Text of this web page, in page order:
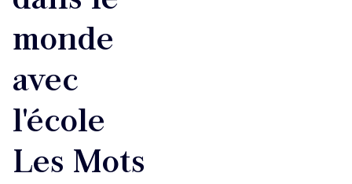
monde
avec
l'école
Les Mots